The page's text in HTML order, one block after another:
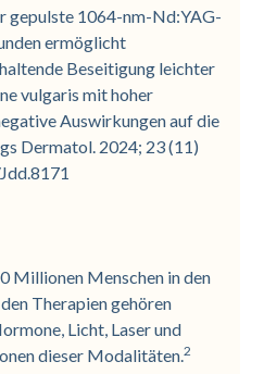
gepulste 1064-nm-Nd:YAG-
ermöglicht
Beseitigung leichter
vulgaris mit hoher
Auswirkungen auf die
Dermatol. 2024; 23 (11)
Millionen Menschen in den
Therapien gehören
Licht, Laser und
dieser Modalitäten.2